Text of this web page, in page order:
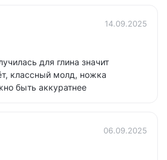
14.09.2025
для глина значит
классный молд, ножка
быть аккуратнее
06.09.2025